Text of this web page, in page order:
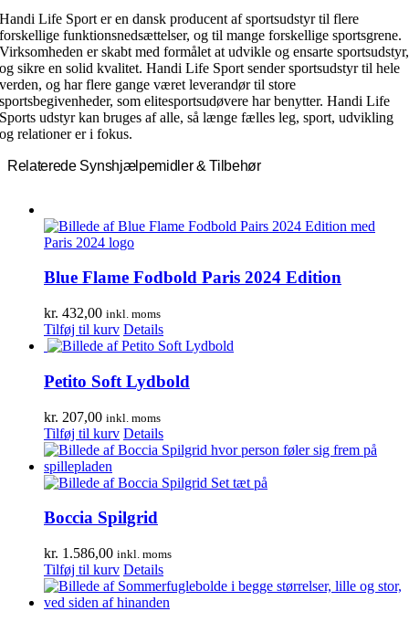
Handi Life Sport er en dansk producent af sportsudstyr til flere
forskellige funktionsnedsættelser, og til mange forskellige sportsgrene.
Virksomheden er skabt med formålet at udvikle og ensarte sportsudstyr,
og sikre en solid kvalitet. Handi Life Sport sender sportsudstyr til hele
verden, og har flere gange været leverandør til store
sportsbegivenheder, som elitesportsudøvere har benytter. Handi Life
Sports udstyr kan bruges af alle, så længe fælles leg, sport, udvikling
og relationer er i fokus.
Relaterede Synshjælpemidler & Tilbehør
Blue Flame Fodbold Paris 2024 Edition
kr. 432,00 inkl. moms
Tilføj til kurv Details
Petito Soft Lydbold
kr. 207,00 inkl. moms
Tilføj til kurv Details
Boccia Spilgrid
kr. 1.586,00 inkl. moms
Tilføj til kurv Details